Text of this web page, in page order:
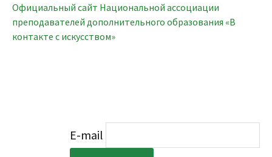
Официальный сайт Национальной ассоциации
преподавателей дополнительного образования «В
контакте с искусством»
E-mail